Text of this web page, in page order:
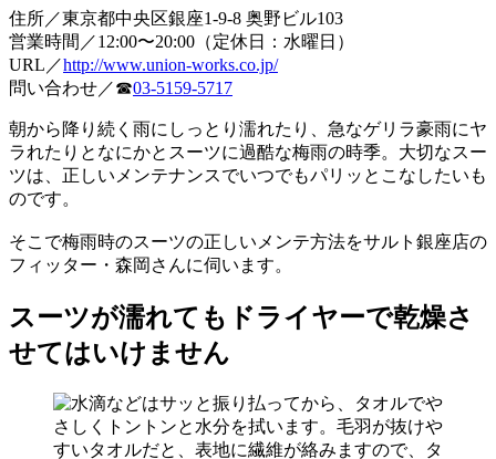
住所／東京都中央区銀座1-9-8 奥野ビル103
営業時間／12:00〜20:00（定休日：水曜日）
URL／http://www.union-works.co.jp/
問い合わせ／☎03-5159-5717
朝から降り続く雨にしっとり濡れたり、急なゲリラ豪雨にヤ
ラれたりとなにかとスーツに過酷な梅雨の時季。大切なスー
ツは、正しいメンテナンスでいつでもパリッとこなしたいも
のです。
そこで梅雨時のスーツの正しいメンテ方法をサルト銀座店の
フィッター・森岡さんに伺います。
スーツが濡れてもドライヤーで乾燥さ
せてはいけません